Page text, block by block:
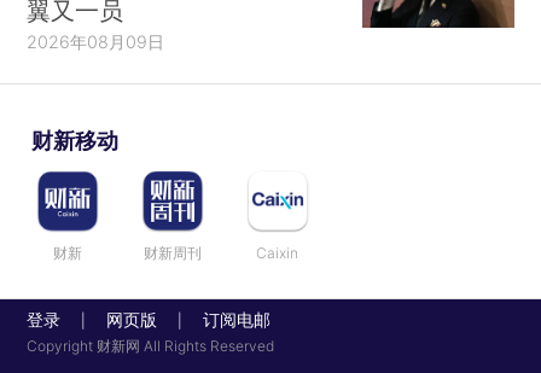
深化国防和军队改革期间军队转业干部安置工作的
通知》精神，改进完善安置办法，积极拓宽安置渠
道，创新安置工作机制，严格落实安置政策，千方
教育培训、待遇保障、随调随迁家属等相关服务，
努力把军队转业干部接收好、安置好、使用好，为
中央战略决策顺利实施提供坚强有力的保障支撑。
亮，中央军委委员、军委政治工作部主任张阳出席
会议。
翼又一员
2026年08月09日
财新移动
财新 财新周刊 Caixin
登录 网页版 订阅电邮
Copyright 财新网 All Rights Reserved